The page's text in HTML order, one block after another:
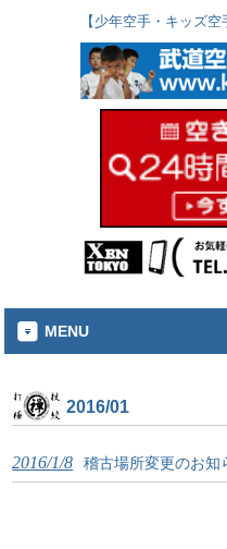
【少年空手・キッズ
MENU
2016/01
2016/1/8 稽古場所変更のお知